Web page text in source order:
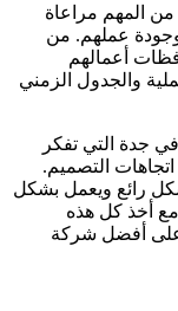
المهم مراعاة
وجودة عملهم. من
أعمالهم
والجدول الزمني
جدة التي تفكر
التصميم.
رائع ويعمل بشكل
أخذ كل هذه
على أفضل شركة